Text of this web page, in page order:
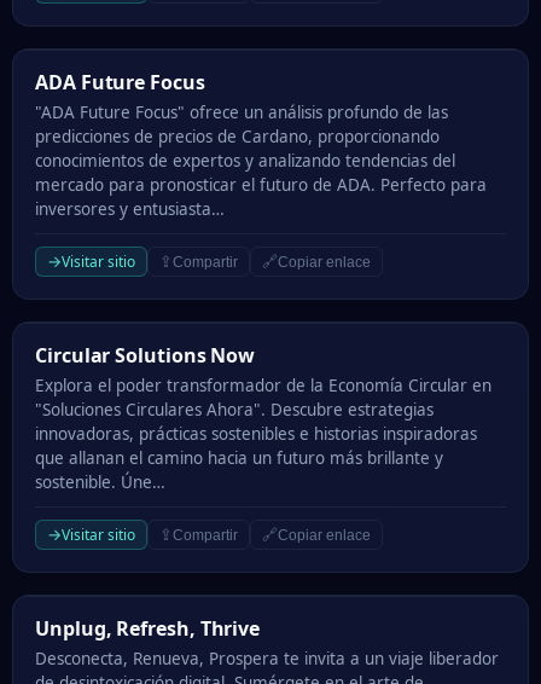
ADA Future Focus
ADA Future Focus
"ADA Future Focus" ofrece un análisis profundo de las
predicciones de precios de Cardano, proporcionando
conocimientos de expertos y analizando tendencias del
mercado para pronosticar el futuro de ADA. Perfecto para
inversores y entusiasta…
→Visitar sitio ⇪ Compartir 🔗Copiar enlace
Circular Solutions Now
Circular Solutions Now
Explora el poder transformador de la Economía Circular en
"Soluciones Circulares Ahora". Descubre estrategias
innovadoras, prácticas sostenibles e historias inspiradoras
que allanan el camino hacia un futuro más brillante y
sostenible. Úne…
→Visitar sitio ⇪ Compartir 🔗Copiar enlace
Unplug, Refresh, Thrive
Unplug, Refresh, Thrive
Desconecta, Renueva, Prospera te invita a un viaje liberador